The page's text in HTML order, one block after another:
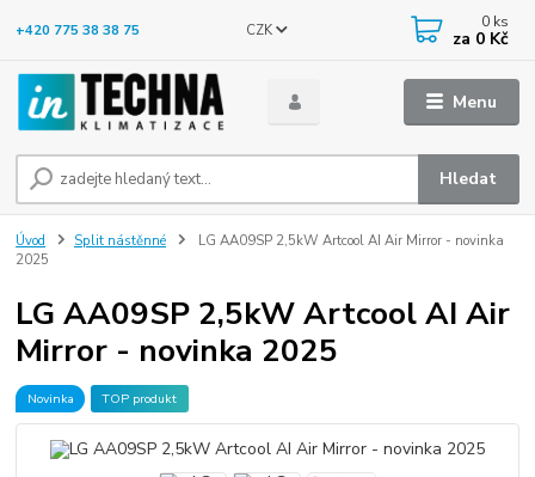
Menu
CZK
Hledat
+420 775 38 38 75 0 ks
za 0 Kč
Úvod Split nástěnné
LG AA09SP 2,5kW Artcool AI Air Mirror - novinka
2025
LG AA09SP 2,5kW Artcool AI Air
Mirror - novinka 2025
Novinka TOP produkt